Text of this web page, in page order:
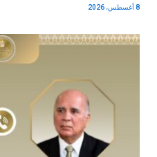
8 أغسطس، 2026